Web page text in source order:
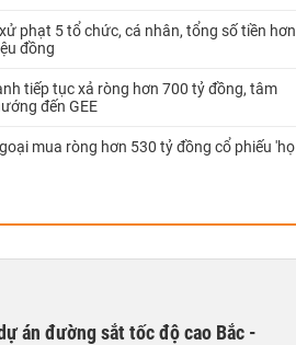
phạt 5 tổ chức, cá nhân, tổng số tiền hơn
đồng
tiếp tục xả ròng hơn 700 tỷ đồng, tâm
đến GEE
mua ròng hơn 530 tỷ đồng cổ phiếu 'họ
án đường sắt tốc độ cao Bắc -